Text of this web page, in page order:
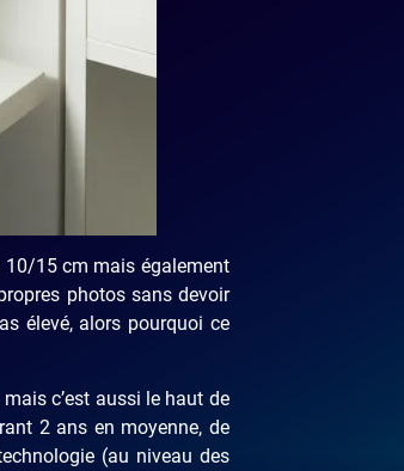
10/15 cm mais également
photos sans devoir
élevé, alors pourquoi ce
c’est aussi le haut de
2 ans en moyenne, de
(au niveau des